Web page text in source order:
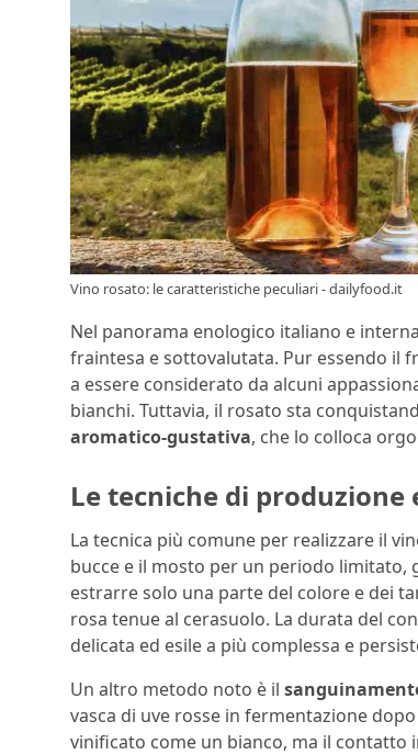
Vino rosato: le caratteristiche peculiari - dailyfood.it
Nel panorama enologico italiano e
fraintesa e sottovalutata. Pur essendo il
a essere considerato da alcuni
bianchi. Tuttavia, il rosato sta
aromatico-gustativa, che lo colloca
Le tecniche di
La tecnica più comune per realizzare il
bucce e il mosto per un periodo limitato,
estrarre solo una parte del colore e dei
rosa tenue al cerasuolo. La durata del
delicata ed esile a più complessa e
Un altro metodo noto è il
vasca di uve rosse in fermentazione
vinificato come un bianco, ma il